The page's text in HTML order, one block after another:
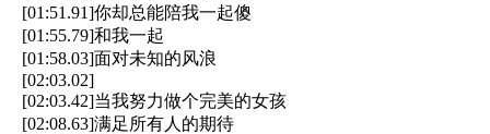
[01:51.91]你却总能陪我一起傻
[01:55.79]和我一起
[01:58.03]面对未知的风浪
[02:03.02]
[02:03.42]当我努力做个完美的女孩
[02:08.63]满足所有人的期待